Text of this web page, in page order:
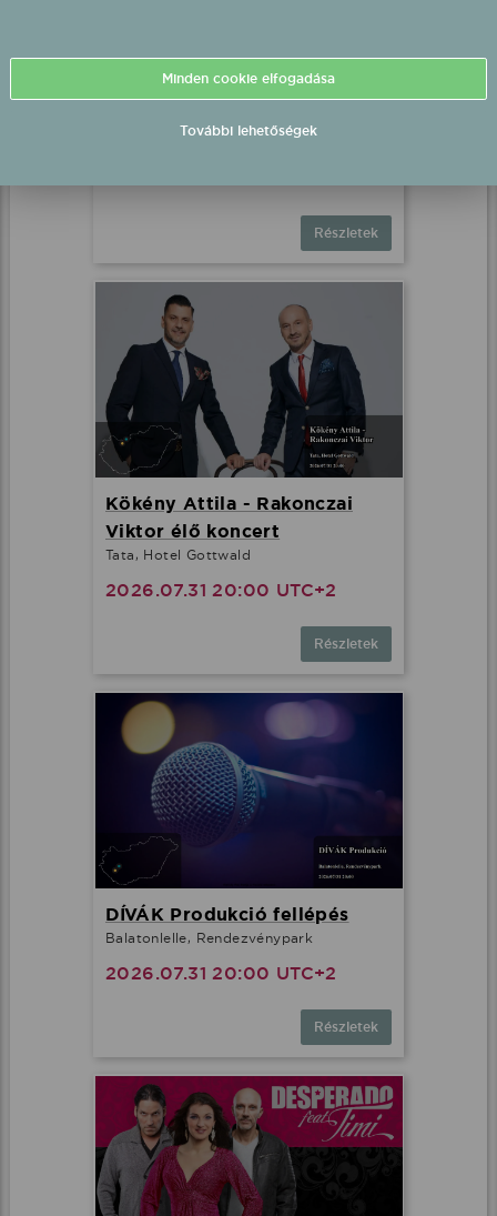
Trabarna Lorán barnabás
Részletek
Kökény Attila - Rakonczai
Viktor élő koncert
Tata, Hotel Gottwald
2026.07.31 20:00 UTC+2
Részletek
DÍVÁK Produkció fellépés
Balatonlelle, Rendezvénypark
2026.07.31 20:00 UTC+2
Részletek
Minden cookie elfogadása
További lehetőségek